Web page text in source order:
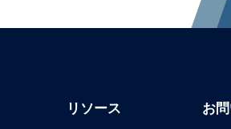
リソース お